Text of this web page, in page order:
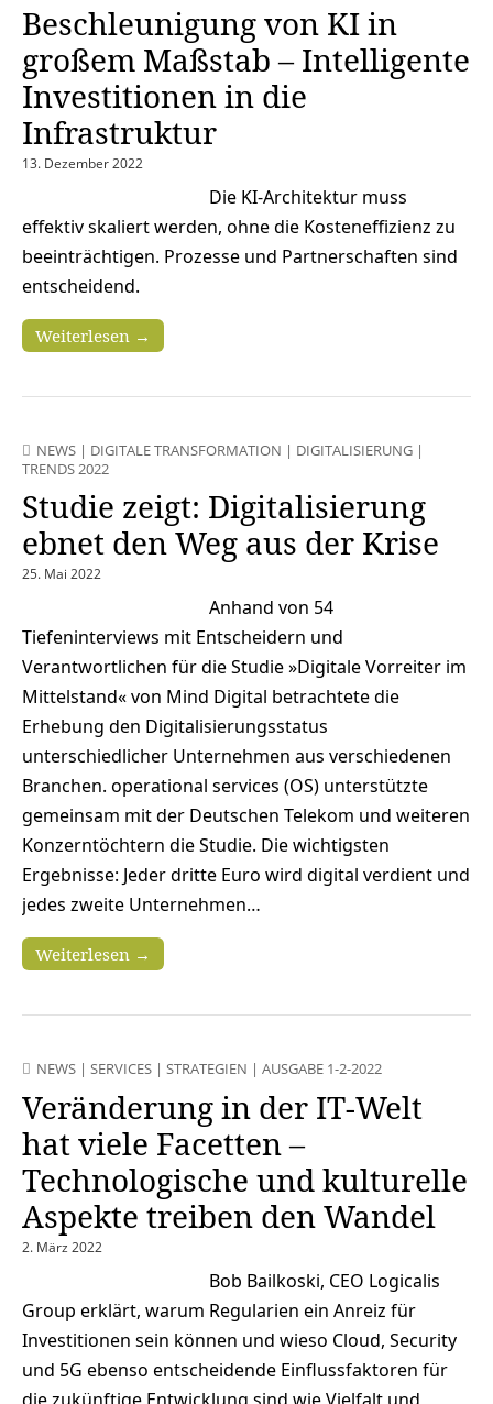
Beschleunigung von KI in
großem Maßstab – Intelligente
Investitionen in die
Infrastruktur
13. Dezember 2022
Die KI-Architektur muss
effektiv skaliert werden, ohne die Kosteneffizienz zu
beeinträchtigen. Prozesse und Partnerschaften sind
entscheidend.
Weiterlesen →
NEWS | DIGITALE TRANSFORMATION | DIGITALISIERUNG |
TRENDS 2022
Studie zeigt: Digitalisierung
ebnet den Weg aus der Krise
25. Mai 2022
Anhand von 54
Tiefeninterviews mit Entscheidern und
Verantwortlichen für die Studie »Digitale Vorreiter im
Mittelstand« von Mind Digital betrachtete die
Erhebung den Digitalisierungsstatus
unterschiedlicher Unternehmen aus verschiedenen
Branchen. operational services (OS) unterstützte
gemeinsam mit der Deutschen Telekom und weiteren
Konzerntöchtern die Studie. Die wichtigsten
Ergebnisse: Jeder dritte Euro wird digital verdient und
jedes zweite Unternehmen…
Weiterlesen →
NEWS | SERVICES | STRATEGIEN | AUSGABE 1-2-2022
Veränderung in der IT-Welt
hat viele Facetten –
Technologische und kulturelle
Aspekte treiben den Wandel
2. März 2022
Bob Bailkoski, CEO Logicalis
Group erklärt, warum Regularien ein Anreiz für
Investitionen sein können und wieso Cloud, Security
und 5G ebenso entscheidende Einflussfaktoren für